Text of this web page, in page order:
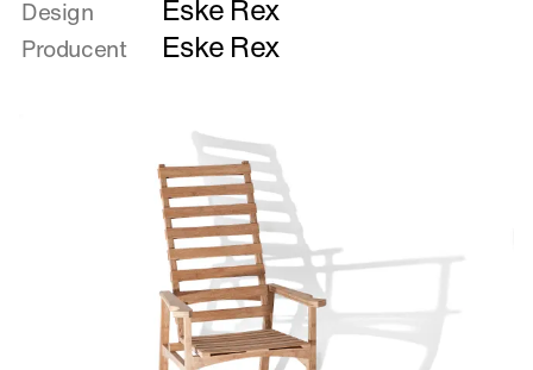
og
Design Eske Rex
Producent Eske Rex